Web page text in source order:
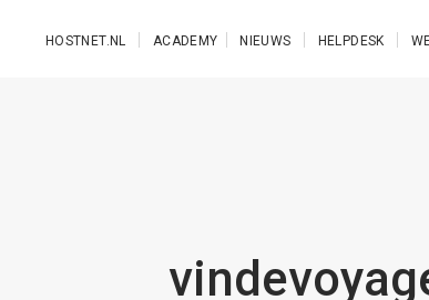
HOSTNET.NL ACADEMY NIEUWS HELPDESK